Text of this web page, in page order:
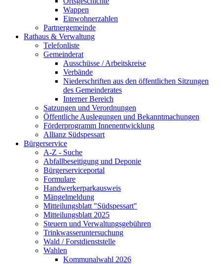
Wappen
Einwohnerzahlen
Partnergemeinde
Rathaus & Verwaltung
Telefonliste
Gemeinderat
Ausschüsse / Arbeitskreise
Verbände
Niederschriften aus den öffentlichen Sitzungen
des Gemeinderates
Interner Bereich
Satzungen und Verordnungen
Öffentliche Auslegungen und Bekanntmachungen
Förderprogramm Innenentwicklung
Allianz Südspessart
Bürgerservice
A-Z - Suche
Abfallbeseitigung und Deponie
Bürgerserviceportal
Formulare
Handwerkerparkausweis
Mängelmeldung
Mitteilungsblatt "Südspessart"
Mitteilungsblatt 2025
Steuern und Verwaltungsgebühren
Trinkwasseruntersuchung
Wald / Forstdienststelle
Wahlen
Kommunalwahl 2026